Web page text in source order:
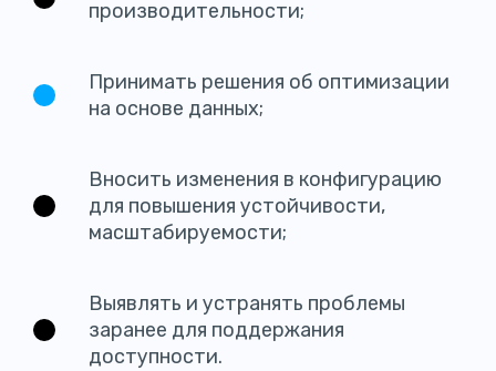
производительности;
Принимать решения об оптимизации
на основе данных;
Вносить изменения в конфигурацию
для повышения устойчивости,
масштабируемости;
Выявлять и устранять проблемы
заранее для поддержания
доступности.